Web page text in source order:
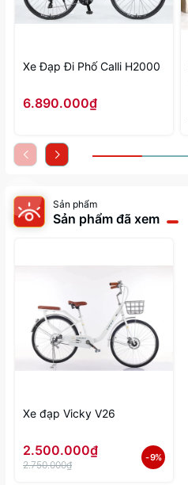
Xe Đạp Đi Phố Calli H2000
6.890.000₫
Sản phẩm
Sản phẩm đã xem
Xe đạp Vicky V26
2.500.000₫
2.750.000₫
- 9%